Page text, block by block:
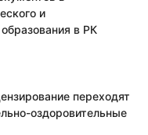
и
в РК
переходят
оздоровительные